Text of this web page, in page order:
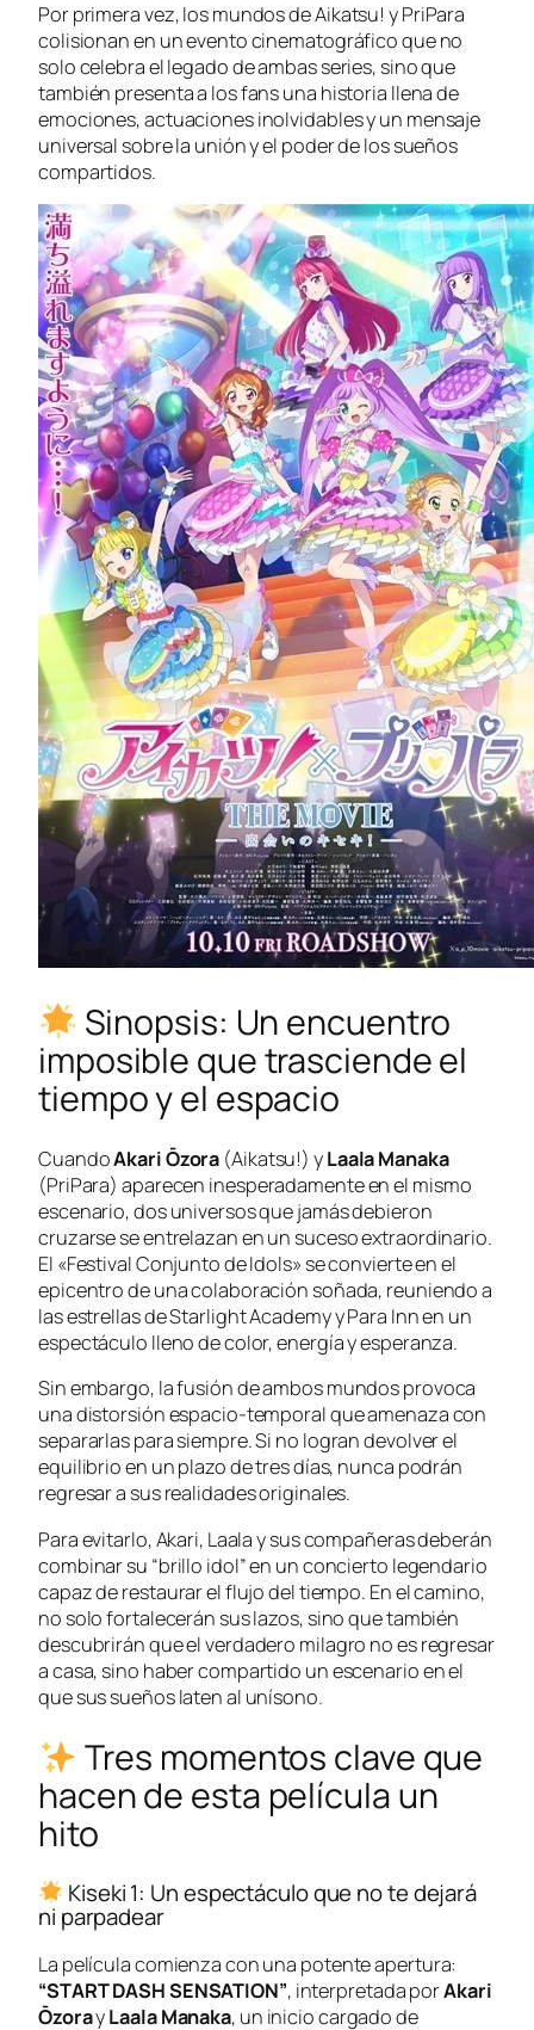
Por primera vez, los mundos deAikatsu! yPriPara
colisionan en un evento cinematográfico que no
solo celebra el legado de ambas series, sino que
también presenta a los fans una historia llena de
emociones, actuaciones inolvidables y un mensaje
universal sobre la unión y el poder de los sueños
compartidos.
Sinopsis: Un encuentro
imposible que trasciende el
tiempo y el espacio
CuandoAkari Ōzora (Aikatsu!) yLaala Manaka
(PriPara) aparecen inesperadamente en el mismo
escenario, dos universos que jamás debieron
cruzarse se entrelazan en un suceso extraordinario.
El «Festival Conjunto de Idols» se convierte en el
epicentro de una colaboración soñada, reuniendo a
las estrellas deStarlight AcademyyPara Innen un
espectáculo lleno de color, energía y esperanza.
Sin embargo, la fusión de ambos mundos provoca
una distorsión espacio-temporal que amenaza con
separarlas para siempre. Si no logran devolver el
equilibrio en un plazo de tres días, nunca podrán
regresar a sus realidades originales.
Para evitarlo, Akari, Laala y sus compañeras deberán
combinar su “brillo idol” en un concierto legendario
capaz de restaurar el flujo del tiempo. En el camino,
no solo fortalecerán sus lazos, sino que también
descubrirán que el verdadero milagro no es regresar
a casa, sino haber compartido un escenario en el
que sus sueños laten al unísono.
Tres momentos clave que
hacen de esta película un
hito
Kiseki 1: Un espectáculo que no te dejará
ni parpadear
La película comienza con una potente apertura:
“START DASH SENSATION”, interpretada porAkari
ŌzorayLaala Manaka, un inicio cargado de